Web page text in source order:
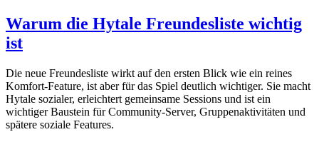
Warum die Hytale Freundesliste wichtig
ist
Die neue Freundesliste wirkt auf den ersten Blick wie ein reines
Komfort-Feature, ist aber für das Spiel deutlich wichtiger. Sie macht
Hytale sozialer, erleichtert gemeinsame Sessions und ist ein
wichtiger Baustein für Community-Server, Gruppenaktivitäten und
spätere soziale Features.